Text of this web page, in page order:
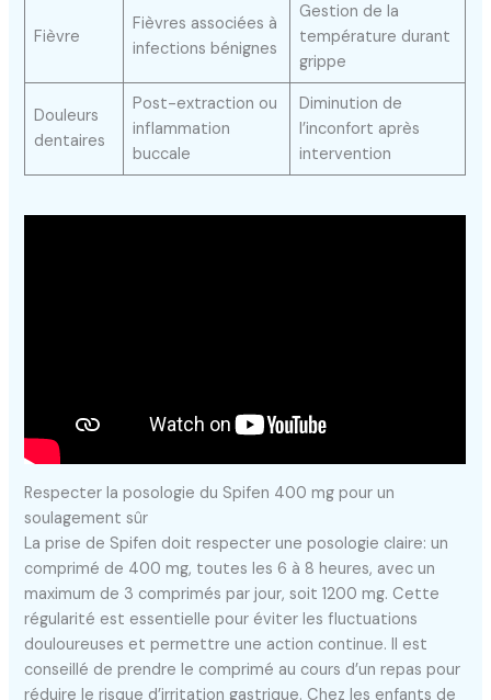
Fièvre
Fièvres associées à
infections bénignes
Gestion de la
température durant
grippe
Douleurs
dentaires
Post-extraction ou
inflammation
buccale
Diminution de
l’inconfort après
intervention
Respecter la posologie du Spifen 400 mg pour un
soulagement sûr
La prise de Spifen doit respecter une posologie claire: un
comprimé de 400 mg, toutes les 6 à 8 heures, avec un
maximum de 3 comprimés par jour, soit 1200 mg. Cette
régularité est essentielle pour éviter les fluctuations
douloureuses et permettre une action continue. Il est
conseillé de prendre le comprimé au cours d’un repas pour
réduire le risque d’irritation gastrique. Chez les enfants de